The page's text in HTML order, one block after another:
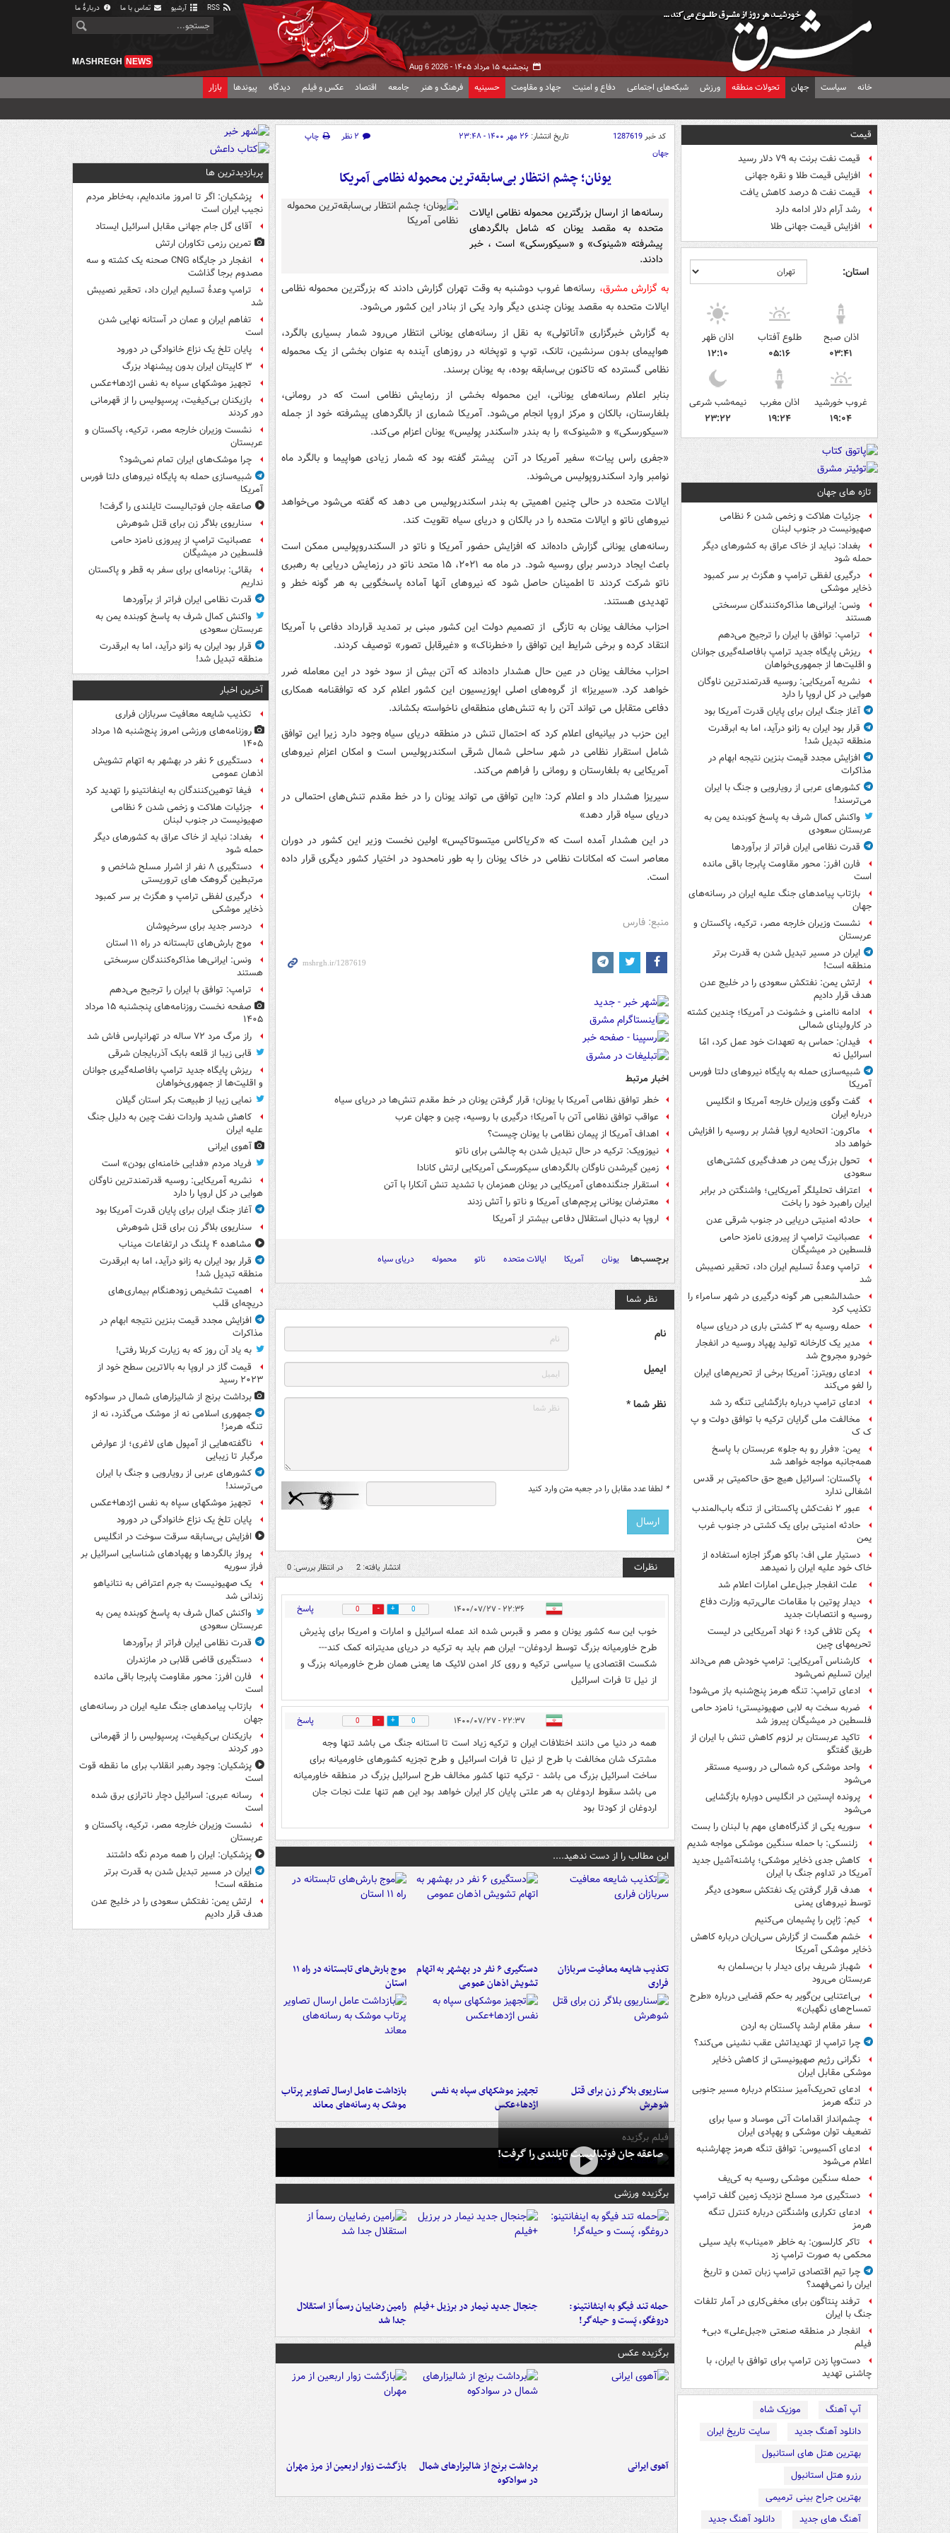
آرشیو تماس با ما دربارهٔ ما
پنجشنبه ۱۵ مرداد ۱۴۰۵ - Aug 6 2026
MASHREGH NEWS
خانه سیاست جهان تحولات منطقه ورزش شبکه‌های اجتماعی دفاع و امنیت جهاد و مقاومت حسینیه فرهنگ و هنر جامعه اقتصاد عکس و فیلم دیدگاه پیوندها بازار
قیمت
قیمت نفت برنت به ۷۹ دلار رسید
افزایش قیمت طلا و نقره جهانی
قیمت نفت ۵ درصد کاهش یافت
رشد آرام دلار ادامه دارد
افزایش قیمت جهانی طلا
استان:
اذان صبح
۰۳:۴۱
طلوع آفتاب
۰۵:۱۶
اذان ظهر
۱۲:۱۰
غروب خورشید
۱۹:۰۴
اذان مغرب
۱۹:۲۴
نیمه‌شب شرعی
۲۳:۲۲
تازه های جهان
جزئیات هلاکت و زخمی شدن ۶ نظامی
صهیونیست در جنوب لبنان
بغداد: نباید از خاک عراق به کشورهای دیگر
حمله شود
درگیری لفظی ترامپ و هگزث بر سر کمبود
ذخایر موشکی
ونس: ایرانی‌ها مذاکره‌کنندگان سرسختی
هستند
ترامپ: توافق با ایران را ترجیح می‌دهم
ریزش پایگاه جدید ترامپ بافاصله‌گیری جوانان
و اقلیت‌ها از جمهوری‌خواهان
نشریه آمریکایی: روسیه قدرتمندترین ناوگان
هوایی در کل اروپا را دارد
آغاز جنگ ایران برای پایان قدرت آمریکا بود
قرار بود ایران به زانو درآید، اما به ابرقدرت
منطقه تبدیل شد!
افزایش مجدد قیمت بنزین نتیجه ابهام در
مذاکرات
کشورهای عربی از رویارویی و جنگ با ایران
می‌ترسند!
واکنش کمال شرف به پاسخ کوبنده یمن به
عربستان سعودی
قدرت نظامی ایران فراتر از برآوردها
فارن افرز: محور مقاومت پابرجا باقی مانده
است
بازتاب پیامدهای جنگ علیه ایران در رسانه‌های
جهان
نشست وزیران خارجه مصر، ترکیه، پاکستان و
عربستان
ایران در مسیر تبدیل شدن به قدرت برتر
منطقه است!
ارتش یمن: نفتکش سعودی را در خلیج عدن
هدف قرار دادیم
ادامه ناامنی و خشونت در آمریکا؛ چندین کشته
در کارولینای شمالی
فیدان: حماس به تعهدات خود عمل کرد، امّا
اسرائیل نه
شبیه‌سازی حمله به پایگاه نیروهای دلتا فورس
آمریکا
گفت وگوی وزیران خارجه آمریکا و انگلیس
درباره ایران
ماکرون: اتحادیه اروپا فشار بر روسیه را افزایش
خواهد داد
تحول بزرگ یمن در هدف‌گیری کشتی‌های
سعودی
اعتراف تحلیلگر آمریکایی؛ واشنگتن در برابر
ایران راهبرد خود را باخت
حادثه امنیتی دریایی در جنوب شرقی عدن
عصبانیت ترامپ از پیروزی نامزد حامی
فلسطین در میشیگان
ترامپ وعدۀ تسلیم ایران داد، تحقیر نصیبش
شد
حشدالشعبی هر گونه درگیری در شهر سامراء را
تکذیب کرد
حمله روسیه به ۳ کشتی باری در دریای سیاه
مدیر یک کارخانه تولید پهپاد روسیه در انفجار
خودرو مجروح شد
ادعای رویترز: آمریکا برخی از تحریم‌های ایران
را لغو می‌کند
ادعای ترامپ درباره بازگشایی تنگه رد شد
مخالفت ملی گرایان ترکیه با توافق دولت و پ
ک ک
یمن: «فرار رو به جلو» عربستان با پاسخ
همه‌جانبه‌ مواجه خواهد شد
پاکستان: اسرائیل هیچ حق حاکمیتی بر قدس
اشغالی ندارد
عبور ۲ نفت‌کش پاکستانی از تنگه باب‌المندب
حادثه امنیتی برای یک کشتی در جنوب غرب
یمن
دستیار علی اف: باکو هرگز اجازه استفاده از
خاک خود علیه ایران را نمیدهد
علت انفجار جبل‌علی امارات اعلام شد
دیدار پوتین با مقامات عالی‌رتبه وزارت دفاع
روسیه و انتصابات جدید
پکن تلافی کرد؛ ۶ نهاد آمریکایی در لیست
تحریمهای چین
کارشناس آمریکایی: ترامپ خودش هم می‌داند
ایران تسلیم نمی‌شود
ادعای ترامپ: تنگه هرمز پنج‌شنبه باز می‌شود!
ضربه سخت به لابی صهیونیستی؛ نامزد حامی
فلسطین در میشیگان پیروز شد
تاکید عربستان بر لزوم کاهش تنش با ایران از
طریق گفتگو
واحد موشکی کره شمالی در روسیه مستقر
می‌شود
پرونده اپستین در انگلیس دوباره بازگشایی
می‌شود
سوریه یکی از گذرگاه‌های مهم با لبنان را بست
زلنسکی: با حمله سنگین موشکی مواجه شدیم
کاهش جدی ذخایر موشکی؛ پاشنه‌آشیل جدید
آمریکا در تداوم جنگ با ایران
هدف قرار گرفتن یک نفتکش سعودی دیگر
توسط نیروهای یمنی
کیم: ژاپن را پشیمان می‌کنیم
خشم هگست از گزارش سی‌ان‌ان درباره کاهش
ذخایر موشکی آمریکا
شهباز شریف برای دیدار با بن‌سلمان به
عربستان می‌رود
بی‌اعتنایی بن‌گویر به حکم قضایی درباره «طرح
تمساح‌های نگهبان»
سفر مقام ارشد پاکستان به اردن
چرا ترامپ از تهدیداتش عقب نشینی می‌کند؟
نگرانی رژیم صهیونیستی از کاهش ذخایر
موشکی مقابل ایران
ادعای تحریک‌آمیز سنتکام درباره مسیر جنوبی
در تنگه هرمز
چشم‌انداز اقدامات آتی موساد و سیا برای
تضعیف توان موشکی و پهپادی ایران
ادعای آکسیوس: توافق تنگه هرمز چهارشنبه
اعلام می‌شود
حمله سنگین موشکی روسیه به کی‌یف
دستگیری مرد مسلح نزدیک زمین گلف ترامپ
ادعای تکراری واشنگتن درباره کنترل تنگه
هرمز
تاکر کارلسون: به خاطر «میناب» باید سیلی
محکمی به صورت ترامپ زد
چرا تیم اقتصادی ترامپ زبان تمدن و تاریخ
ایران را نمی‌فهمد؟
ترفند پنتاگون برای مخفی‌کاری در آمار تلفات
جنگ با ایران
انفجار در منطقه صنعتی «جبل‌علی» دبی+
فیلم
دست‌وپا زدن ترامپ برای توافق با ایران، با
چاشنی تهدید
آپ آهنگ
موزیک شاه
دانلود آهنگ جدید
سایت تاریخ ایران
بهترین هتل های استانبول
رزرو هتل استانبول
بهترین جراح بینی ترمیمی
آهنگ های جدید
دانلود آهنگ جدید
کد خبر1287619 تاریخ انتشار: ۲۶ مهر ۱۴۰۰ - ۲۳:۴۸ ۲ نظر
چاپ
جهان
یونان؛ چشم انتظار بی‌سابقه‌ترین محموله نظامی آمریکا
رسانه‌ها از ارسال بزرگترین محموله نظامی ایالات
متحده به مقصد یونان که شامل بالگردهای
پیشرفته «شینوک» و «سیکورسکی» است ، خبر
دادند.
به گزارش مشرق، رسانه‌ها غروب دوشنبه به وقت تهران گزارش دادند که بزرگترین محموله نظامی
ایالات متحده به مقصد یونان چندی دیگر وارد یکی از بنادر این کشور می‌شود.
به گزارش خبرگزاری «آناتولی» به نقل از رسانه‌های یونانی انتظار می‌رود شمار بسیاری بالگرد،
هواپیمای بدون سرنشین، تانک، توپ و توپخانه در روزهای آینده به عنوان بخشی از یک محموله
نظامی گسترده که تاکنون بی‌سابقه بوده، به یونان برسند.
بنابر اعلام رسانه‌های یونانی، این محموله بخشی از رزمایش نظامی است که در رومانی،
بلغارستان، بالکان و مرکز اروپا انجام می‌شود. آمریکا شماری از بالگردهای پیشرفته خود از جمله
«سیکورسکی» و «شینوک» را به بندر «اسکندر پولیس» یونان اعزام می‌کند.
«جفری راس پیات» سفیر آمریکا در آتن پیشتر گفته بود که شمار زیادی هواپیما و بالگرد ماه
نوامبر وارد اسکندروپولیس می‌شوند.
ایالات متحده در حالی چنین اهمیتی به بندر اسکندرپولیس می دهد که گفته می‌شود می‌خواهد
نیروهای ناتو و ایالات متحده را در بالکان و دریای سیاه تقویت کند.
رسانه‌های یونانی گزارش داده‌اند که افزایش حضور آمریکا و ناتو در السکندروپولیس ممکن است
باعث ایجاد دردسر برای روسیه شود. در ماه مه ۲۰۲۱، ۱۵ متحد ناتو در رزمایش دریایی به رهبری
ناتو شرکت کردند تا اطمینان حاصل شود که نیروهای آنها آماده پاسخگویی به هر گونه خطر و
تهدیدی هستند.
احزاب مخالف یونان به تازگی از تصمیم دولت این کشور مبنی بر تمدید قرارداد دفاعی با آمریکا
انتقاد کرده و برخی شرایط این توافق را «خطرناک» و «غیرقابل تصور» توصیف کردند.
احزاب مخالف یونان در عین حال هشدار داده‌اند که آتن بیش از سود خود در این معامله ضرر
خواهد کرد. «سیریزا» از گروه‌های اصلی اپوزیسیون این کشور اعلام کرد که توافقنامه همکاری
دفاعی متقابل می تواند آتن را به تنش‌های منطقه‌ای ناخواسته بکشاند.
این حزب در بیانیه‌ای اعلام کرد که احتمال تنش در منطقه دریای سیاه وجود دارد زیرا این توافق
شامل استقرار نظامی در شهر ساحلی شمال شرقی اسکندرپولیس است و امکان اعزام نیروهای
آمریکایی به بلغارستان و رومانی را فراهم می‌کند.
سیریزا هشدار داد و اعلام کرد: «این توافق می تواند یونان را در خط مقدم تنش‌های احتمالی در
دریای سیاه قرار دهد»
در این هشدار آمده است که «کریاکاس میتسوتاکیس» اولین نخست وزیر این کشور در دوران
معاصر است که امکانات نظامی در خاک یونان را به طور نامحدود در اختیار کشور دیگری قرار داده
است.
منبع: فارس
اخبار مرتبط
خطر توافق نظامی آمریکا با یونان؛ قرار گرفتن یونان در خط مقدم تنش‌ها در دریای سیاه
عواقب توافق نظامی آتن با آمریکا؛ درگیری با روسیه، چین و جهان عرب
اهداف آمریکا از پیمان نظامی با یونان چیست؟
نیوزویک: ترکیه در حال تبدیل شدن به چالشی برای ناتو
زمین گیرشدن ناوگان بالگردهای سیکورسکی آمریکایی ارتش کانادا
استقرار جنگنده‌های آمریکایی در یونان همزمان با تشدید تنش آنکارا با آتن
معترضان یونانی پرچم‌های آمریکا و ناتو را آتش زدند
اروپا به دنبال استقلال دفاعی بیشتر از آمریکا
برچسب‌ها یونان آمریکا ایالات متحده ناتو محموله دریای سیاه
نظر شما
نام
ایمیل
نظر شما *
* لطفا عدد مقابل را در جعبه متن وارد کنید
نظرات انتشار یافته: 2 در انتظار بررسی: 0
۲۲:۳۶ - ۱۴۰۰/۰۷/۲۷ 0
0 پاسخ
خوب این سه کشور یونان و مصر و قبرس شده اند عمله اسرائیل و امارات و امریکا برای پذیرش
طرح خاورمیانه بزرگ توسط اردوغان-- ایران هم باید به ترکیه در دریای مدیترانه کمک کند---
شکست اقتصادی یا سیاسی ترکیه و روی کار امدن لائیک ها یعنی همان طرح خاورمیانه بزرگ و
از نیل تا فرات اسرائیل
۲۲:۳۷ - ۱۴۰۰/۰۷/۲۷ 0
0 پاسخ
همه در دنیا می دانند اختلافات ایران و ترکیه زیاد است تا استانه جنگ می باشد تنها وجه
مشترک شان مخالفت با طرح از نیل تا فرات اسرائیل و طرح تجزیه کشورهای خاورمیانه برای
ساخت اسرائیل بزرگ می باشد - ترکیه تنها کشور مخالف طرح اسرائیل بزرگ در منطقه خاورمیانه
می باشد سقوط اردوغان به هر علتی پایان کار ایران خواهد بود این هم تنها علت نجات جان
اردوغان از کودتا بود
این مطالب را از دست ندهید....
تکذیب شایعه معافیت سربازان
فراری
دستگیری ۶ نفر در بهشهر به اتهام
تشویش اذهان عمومی
موج بارش‌های تابستانه در راه ۱۱
استان
سناریوی بلاگر زن برای قتل
شوهرش
تجهیز موشکهای سپاه به نفس
اژدها+عکس
بازداشت عامل ارسال تصاویر پرتاب
موشک به رسانه‌های معاند
فیلم برگزیده
صاعقه جان فوتبالیست تایلندی را گرفت!
برگزیده ورزشی
حمله تند فیگو به اینفانتینو:
دروغگو، پَست‌ و حیله‌گر!
جنجال جدید نیمار در برزیل +فیلم رامین رضاییان رسماً از استقلال
جدا شد
برگزیده عکس
آهوی ایرانی
برداشت برنج از شالیزارهای شمال
در سوادکوه
بازگشت زوار اربعین از مرز مهران
پربازدیدترین ها
پزشکیان: اگر تا امروز مانده‌ایم، به‌خاطر مردم
نجیب ایران است
آقای گل جام جهانی مقابل اسرائیل ایستاد
تمرین رزمی تکاوران ارتش
انفجار در جایگاه CNG صحنه یک کشته و سه
مصدوم برجا گذاشت
ترامپ وعدۀ تسلیم ایران داد، تحقیر نصیبش
شد
تفاهم ایران و عمان در آستانه نهایی شدن
است
پایان تلخ یک نزاع خانوادگی در دورود
۳ کاپیتان ایران بدون پیشنهاد بزرگ
تجهیز موشکهای سپاه به نفس اژدها+عکس
بازیکنان بی‌کیفیت، پرسپولیس را از قهرمانی
دور کردند
نشست وزیران خارجه مصر، ترکیه، پاکستان و
عربستان
چرا موشک‌های ایران تمام نمی‌شود؟
شبیه‌سازی حمله به پایگاه نیروهای دلتا فورس
آمریکا
صاعقه جان فوتبالیست تایلندی را گرفت!
سناریوی بلاگر زن برای قتل شوهرش
عصبانیت ترامپ از پیروزی نامزد حامی
فلسطین در میشیگان
بقائی: برنامه‌ای برای سفر به قطر و پاکستان
نداریم
قدرت نظامی ایران فراتر از برآوردها
واکنش کمال شرف به پاسخ کوبنده یمن به
عربستان سعودی
قرار بود ایران به زانو درآید، اما به ابرقدرت
منطقه تبدیل شد!
آخرین اخبار
تکذیب شایعه معافیت سربازان فراری
روزنامه‌های ورزشی امروز پنج‌شنبه ۱۵ مرداد
۱۴۰۵
دستگیری ۶ نفر در بهشهر به اتهام تشویش
اذهان عمومی
فیفا توهین‌کنندگان به اینفانتینو را تهدید کرد
جزئیات هلاکت و زخمی شدن ۶ نظامی
صهیونیست در جنوب لبنان
بغداد: نباید از خاک عراق به کشورهای دیگر
حمله شود
دستگیری ۸ نفر از اشرار مسلح شاخص و
مرتبطین گروهک های تروریستی
درگیری لفظی ترامپ و هگزث بر سر کمبود
ذخایر موشکی
دردسر جدید برای سرخپوشان
موج بارش‌های تابستانه در راه ۱۱ استان
ونس: ایرانی‌ها مذاکره‌کنندگان سرسختی
هستند
ترامپ: توافق با ایران را ترجیح می‌دهم
صفحه نخست روزنامه‌های پنجشنبه ۱۵ مرداد
۱۴۰۵
راز مرگ مرد ۷۲ ساله در تهرانپارس فاش شد
قابی زیبا از قلعه بابک آذربایجان شرقی
ریزش پایگاه جدید ترامپ بافاصله‌گیری جوانان
و اقلیت‌ها از جمهوری‌خواهان
نمایی زیبا از طبیعت بکر استان گیلان
کاهش شدید واردات نفت چین به دلیل جنگ
علیه ایران
آهوی ایرانی
فریاد مردم «فدایی خامنه‌ای بودن» است
نشریه آمریکایی: روسیه قدرتمندترین ناوگان
هوایی در کل اروپا را دارد
آغاز جنگ ایران برای پایان قدرت آمریکا بود
سناریوی بلاگر زن برای قتل شوهرش
مشاهده ۴ پلنگ در ارتفاعات میناب
قرار بود ایران به زانو درآید، اما به ابرقدرت
منطقه تبدیل شد!
اهمیت تشخیص زودهنگام بیماری‌های
دریچه‌ای قلب
افزایش مجدد قیمت بنزین نتیجه ابهام در
مذاکرات
به یاد آن روز که به زیارت کربلا رفتی!
قیمت گاز در اروپا به بالاترین سطح خود از
۲۰۲۳ رسید
برداشت برنج از شالیزارهای شمال در سوادکوه
جمهوری اسلامی نه از موشک می‌گذرد، نه از
تنگه هرمز!
ناگفته‌هایی از آمپول های لاغری؛ از عوارض
مرگبار تا زیبایی
کشورهای عربی از رویارویی و جنگ با ایران
می‌ترسند!
تجهیز موشکهای سپاه به نفس اژدها+عکس
پایان تلخ یک نزاع خانوادگی در دورود
افزایش بی‌سابقه سرقت سوخت در انگلیس
پرواز بالگردها و پهپادهای شناسایی اسرائیل بر
فراز سوریه
یک صهیونیست به جرم اعتراض به نتانیاهو
زندانی شد
واکنش کمال شرف به پاسخ کوبنده یمن به
عربستان سعودی
قدرت نظامی ایران فراتر از برآوردها
دستگیری قاضی قلابی در مازندران
فارن افرز: محور مقاومت پابرجا باقی مانده
است
بازتاب پیامدهای جنگ علیه ایران در رسانه‌های
جهان
بازیکنان بی‌کیفیت، پرسپولیس را از قهرمانی
دور کردند
پزشکیان: وجود رهبر انقلاب برای ما نقطه قوت
است
رسانه عبری: اسرائیل دچار ناترازی برق شده
است
نشست وزیران خارجه مصر، ترکیه، پاکستان و
عربستان
پزشکیان: ایران را همه مردم نگه داشتند
ایران در مسیر تبدیل شدن به قدرت برتر
منطقه است!
ارتش یمن: نفتکش سعودی را در خلیج عدن
هدف قرار دادیم